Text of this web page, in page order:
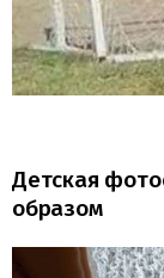
Детская
образом